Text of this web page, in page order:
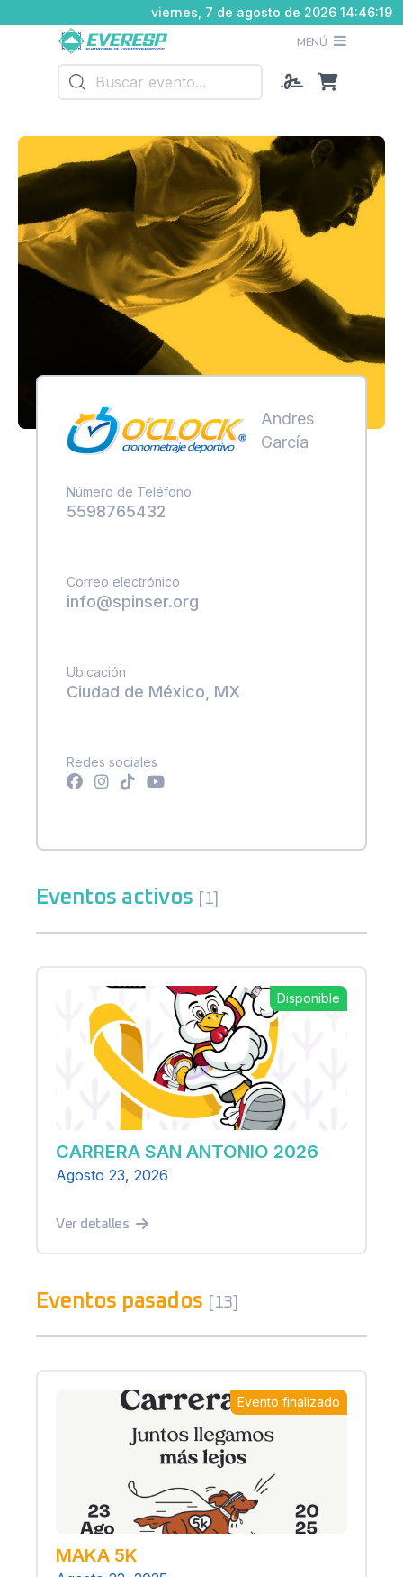
viernes, 7 de agosto de 2026 14:46:20
MENÚ
Andres
García
Número de Teléfono
5598765432
Correo electrónico
info@spinser.org
Ubicación
Ciudad de México, MX
Redes sociales
Eventos activos [1]
Disponible
CARRERA SAN ANTONIO 2026
Agosto 23, 2026
Ver detalles
Eventos pasados [13]
Evento finalizado
MAKA 5K